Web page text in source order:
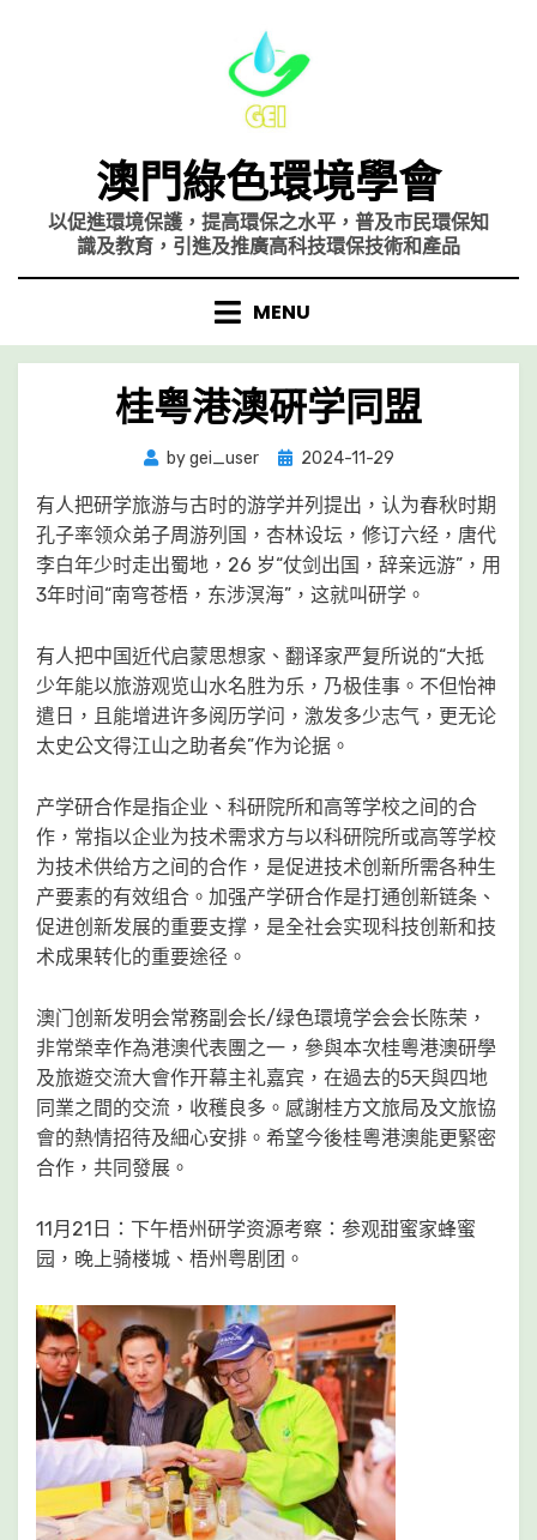
澳門綠色環境學會
以促進環境保護，提高環保之水平，普及市民環保知
識及教育，引進及推廣高科技環保技術和產品
MENU
桂粤港澳硏学同盟
bygei_user
Posted
2024-11-29
有人把研学旅游与古时的游学并列提出，认为春秋时期
孔子率领众弟子周游列国，杏林设坛，修订六经，唐代
李白年少时走出蜀地，26 岁“仗剑出国，辞亲远游”，用
3年时间“南穹苍梧，东涉溟海”，这就叫研学。
有人把中国近代启蒙思想家、翻译家严复所说的“大抵
少年能以旅游观览山水名胜为乐，乃极佳事。不但怡神
遣日，且能增进许多阅历学问，激发多少志气，更无论
太史公文得江山之助者矣”作为论据。
产学研合作是指企业、科研院所和高等学校之间的合
作，常指以企业为技术需求方与以科研院所或高等学校
为技术供给方之间的合作，是促进技术创新所需各种生
产要素的有效组合。加强产学研合作是打通创新链条、
促进创新发展的重要支撑，是全社会实现科技创新和技
术成果转化的重要途径。
澳门创新发明会常務副会长/绿色環境学会会长陈荣，
非常榮幸作為港澳代表團之一，參與本次桂粵港澳研學
及旅遊交流大會作开幕主礼嘉宾，在過去的5天與四地
同業之間的交流，收穫良多。感謝桂方文旅局及文旅協
會的熱情招待及細心安排。希望今後桂粵港澳能更緊密
合作，共同發展。
11月21日：下午梧州研学资源考察：参观甜蜜家蜂蜜
园，晚上骑楼城、梧州粤剧团。